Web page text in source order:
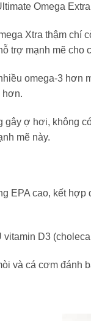
Omega
Xtra thậm chí
trợ mạnh mẽ cho
omega-3
hơn.
gây ợ hơi, không
mẽ này.
EPA cao, kết
D3
và cá cơm đánh